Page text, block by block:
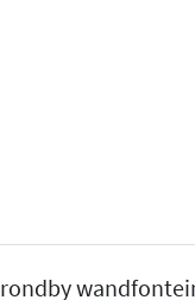
te veel ruimte in